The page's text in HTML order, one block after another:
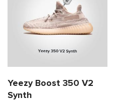
Yeezy Boost 350 V2
Synth